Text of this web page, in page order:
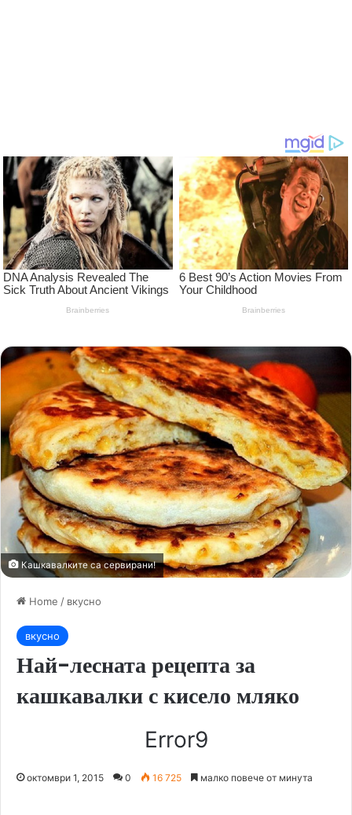
Кашкавалките са сервирани!
Home / вкусно
вкусно
Най-лесната рецепта за
кашкавалки с кисело мляко
Error9
октомври 1, 2015 0 16 725 малко повече от минута